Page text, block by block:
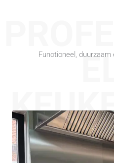
Functioneel, duurzaam